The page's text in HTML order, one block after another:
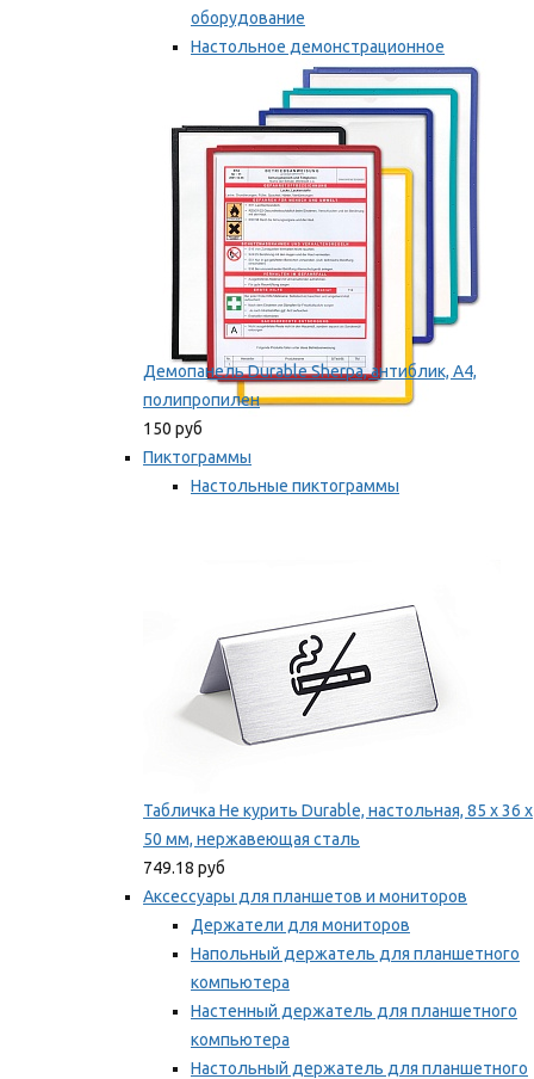
оборудование
Настольное демонстрационное
оборудование
Мы рекомендуем
Демопанель Durable Sherpa, антиблик, А4,
полипропилен
150 руб
Пиктограммы
Настольные пиктограммы
Табличка Не курить Durable, настольная, 85 x 36 x
50 мм, нержавеющая сталь
749.18 руб
Аксессуары для планшетов и мониторов
Держатели для мониторов
Напольный держатель для планшетного
компьютера
Настенный держатель для планшетного
компьютера
Настольный держатель для планшетного